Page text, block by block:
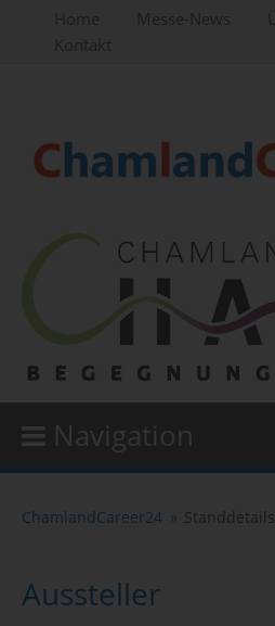
Navigation
ChamlandCareer24 Standdetails
Aussteller